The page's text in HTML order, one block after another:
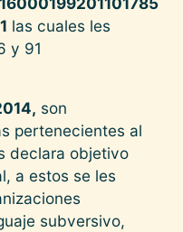
las cuales les
y 91
son
pertenecientes al
declara objetivo
a estos se les
subversivo,